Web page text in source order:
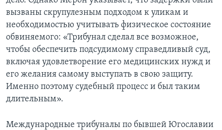
вызваны скрупулезным подходом к уликам и
необходимостью учитывать физическое состояние
обвиняемого: «Трибунал сделал все возможное,
чтобы обеспечить подсудимому справедливый суд,
включая удовлетворение его медицинских нужд и
его желания самому выступать в свою защиту.
Именно поэтому судебный процесс и был таким
длительным».
Международные трибуналы по бывшей Югославии